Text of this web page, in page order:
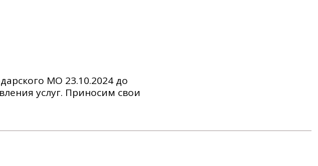
МО 23.10.2024 до
услуг. Приносим свои